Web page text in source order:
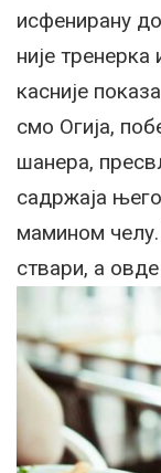
исфенирану
није
касније
смо Огија,
шанера,
садржаја
мамином
ствари, а